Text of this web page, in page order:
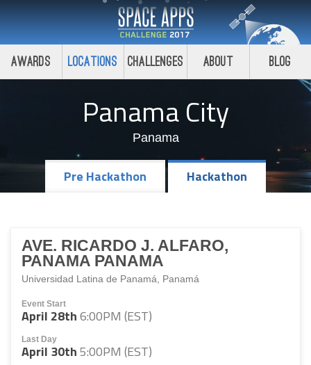
Awards Locations Challenges About Blog
Panama City
Panama
Pre Hackathon Hackathon
AVE. RICARDO J. ALFARO,
PANAMA PANAMA
Universidad Latina de Panamá, Panamá
Event Start
April 28th6:00PM (EST)
Last Day
April 30th5:00PM (EST)